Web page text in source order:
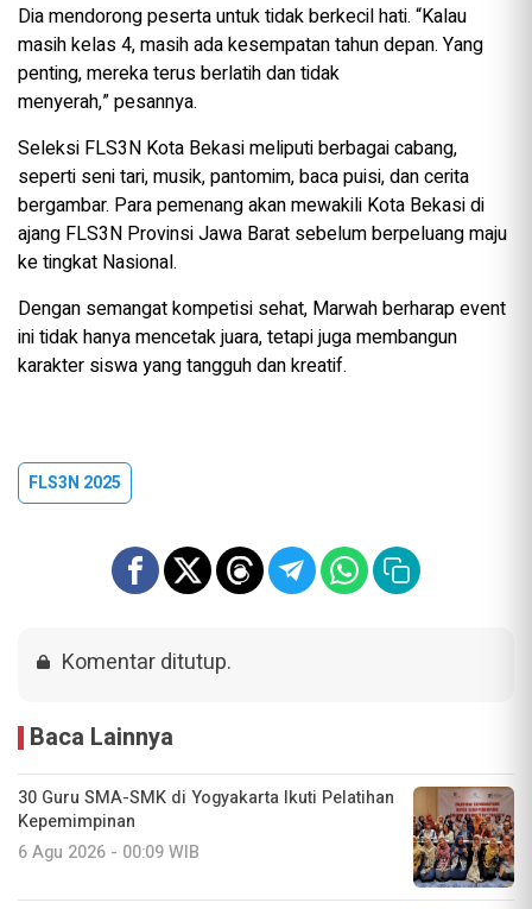
Dia mendorong peserta untuk tidak berkecil hati. “Kalau
masih kelas 4, masih ada kesempatan tahun depan. Yang
penting, mereka terus berlatih dan tidak
menyerah,” pesannya.
Seleksi FLS3N Kota Bekasi meliputi berbagai cabang,
seperti seni tari, musik, pantomim, baca puisi, dan cerita
bergambar. Para pemenang akan mewakili Kota Bekasi di
ajang FLS3N Provinsi Jawa Barat sebelum berpeluang maju
ke tingkat Nasional.
Dengan semangat kompetisi sehat, Marwah berharap event
ini tidak hanya mencetak juara, tetapi juga membangun
karakter siswa yang tangguh dan kreatif.
FLS3N 2025
Komentar ditutup.
Baca Lainnya
30 Guru SMA-SMK di Yogyakarta Ikuti Pelatihan
Kepemimpinan
6 Agu 2026 - 00:09 WIB